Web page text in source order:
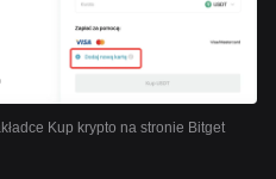
Kup krypto na stronie Bitget